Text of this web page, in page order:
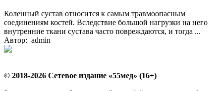
Коленный сустав относится к самым травмоопасным
соединениям костей. Вследствие большой нагрузки на него
внутренние ткани сустава часто повреждаются, и тогда ...
Автор: admin
© 2018-2026 Сетевое издание «55мед» (16+)